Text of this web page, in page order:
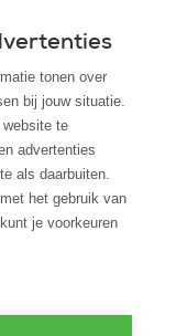
tonen over
bij jouw situatie.
te
advertenties
als daarbuiten.
het gebruik van
je voorkeuren